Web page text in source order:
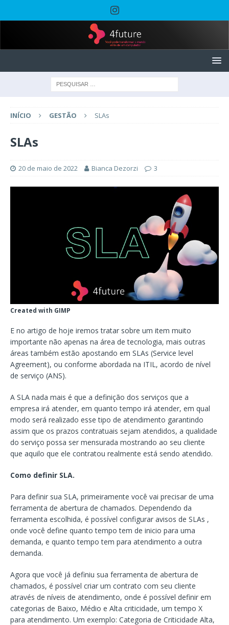
INÍCIO GESTÃO SLAs
SLAs
20 de maio de 2022 Bianca Dezorzi 3
Created with GIMP
E no artigo de hoje iremos tratar sobre um item muito
importante não apenas na área de tecnologia, mais outras
áreas também estão apostando em SLAs (Service level
Agreement), ou conforme abordada na ITIL, acordo de nível
de serviço (ANS).
A SLA nada mais é que a definição dos serviços que a
empresa irá atender, em quanto tempo irá atender, em qual
modo será realizado esse tipo de atendimento garantindo
assim que os prazos contratuais sejam atendidos, a qualidade
do serviço possa ser mensurada mostrando ao seu cliente
que aquilo que ele contratou realmente está sendo atendido.
Como definir SLA.
Para definir sua SLA, primeiramente você vai precisar de uma
ferramenta de abertura de chamados. Dependendo da
ferramenta escolhida, é possível configurar avisos de SLAs ,
onde você define quanto tempo tem de inicio para uma
demanda, e quanto tempo tem para atendimento a outra
demanda.
Agora que você já definiu sua ferramenta de abertura de
chamados, é possível criar um contrato com seu cliente
através de níveis de atendimento, onde é possível definir em
categorias de Baixo, Médio e Alta criticidade, um tempo X
para atendimento. Um exemplo: Categoria de Criticidade Alta,